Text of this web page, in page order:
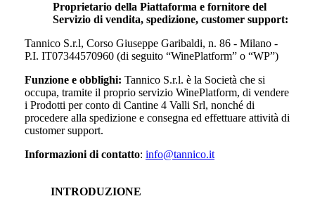
Proprietario della Piattaforma e fornitore del
Servizio di vendita, spedizione, customer support:
Tannico S.r.l, Corso Giuseppe Garibaldi, n. 86 - Milano -
P.I. IT07344570960 (di seguito “WinePlatform” o “WP”)
Funzione e obblighi: Tannico S.r.l. è la Società che si
occupa, tramite il proprio servizio WinePlatform, di vendere
i Prodotti per conto di Cantine 4 Valli Srl, nonché di
procedere alla spedizione e consegna ed effettuare attività di
customer support.
Informazioni di contatto: info@tannico.it
INTRODUZIONE